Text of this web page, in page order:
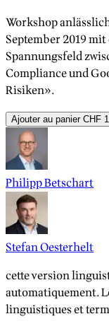
Workshop
September 2019
Spannungsfeld
Compliance und
Risiken».
Ajouter au panier CHF
Philipp Betschart
Stefan Oesterhelt
cette version
automatiquement.
linguistiques et